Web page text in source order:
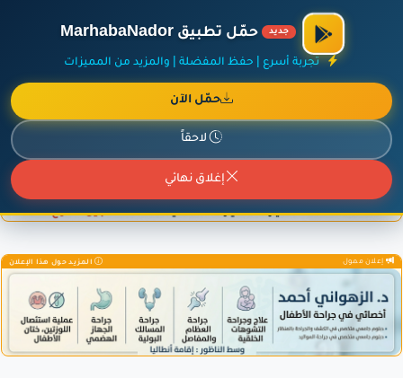
أضف نشاطك مجاناً
جديد حمّل تطبيق MarhabaNador
تجربة أسرع | حفظ المفضلة | والمزيد من المميزات
حمّل الآن
لاحقاً
إغلاق نهائي
إعلان ممول المزيد حول هذا الإعلان
إعلان ممول المزيد حول هذا الإعلان